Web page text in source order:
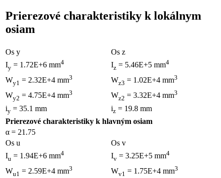
Prierezové charakteristiky k lokálnym
osiam
Os y
Os z
Iy = 1.72E+6 mm4 Iz = 5.46E+5 mm4
Wy1 = 2.32E+4 mm3 Wz3 = 1.02E+4 mm3
Wy2 = 4.75E+4 mm3 Wz2 = 3.32E+4 mm3
iy = 35.1 mm iz = 19.8 mm
Prierezové charakteristiky k hlavným osiam
α = 21.75
Os u
Os v
Iu = 1.94E+6 mm4 Iv = 3.25E+5 mm4
Wu1 = 2.59E+4 mm3 Wv1 = 1.75E+4 mm3